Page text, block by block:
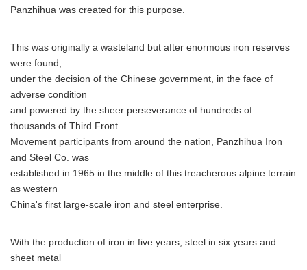
Panzhihua was created for this purpose.
This was originally a wasteland but after enormous iron reserves
were found,
under the decision of the Chinese government, in the face of
adverse condition
and powered by the sheer perseverance of hundreds of
thousands of Third Front
Movement participants from around the nation, Panzhihua Iron
and Steel Co. was
established in 1965 in the middle of this treacherous alpine terrain
as western
China's first large-scale iron and steel enterprise.
With the production of iron in five years, steel in six years and
sheet metal